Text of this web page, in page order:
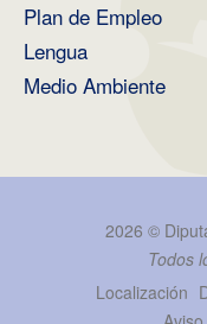
Plan de Empleo
Lengua
Medio Ambiente
2026 ©
Todos
Localización